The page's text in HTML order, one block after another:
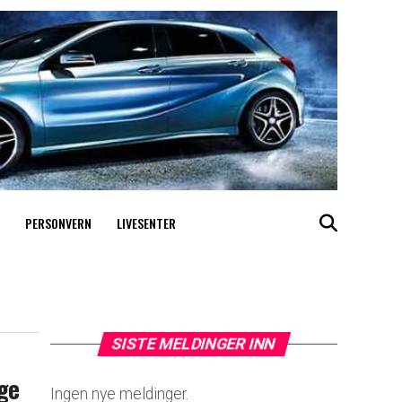
PERSONVERN LIVESENTER
SISTE MELDINGER INN
Ingen nye meldinger.